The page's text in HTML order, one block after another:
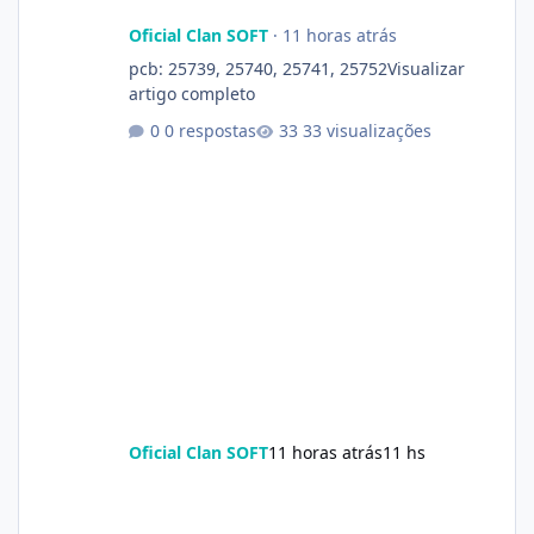
Oficial Clan SOFT· 11 horas atrás
pcb: 25739, 25740, 25741, 25752Visualizar
artigo completo
0 respostas
33 visualizações
Oficial Clan SOFT11 horas atrás11 hs